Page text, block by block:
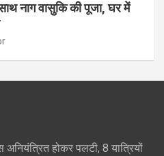
नाग वासुकि की पूजा, घर में
अनियंत्रित होकर पलटी, 8 यात्रियों